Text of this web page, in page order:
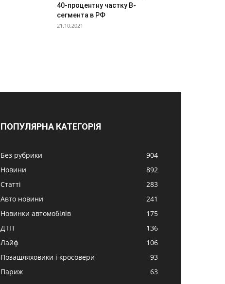
40-процентну частку В-
сегмента в РФ
21.10.2021
ПОПУЛЯРНА КАТЕГОРІЯ
Без рубрики
904
Новини
892
Статті
283
Авто новини
241
Новинки автомобілів
175
ДТП
136
Лайф
106
Позашляховики і кросовери
93
Париж
63